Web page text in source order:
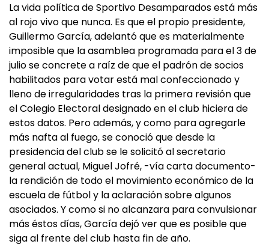
La vida política de Sportivo Desamparados está más
al rojo vivo que nunca. Es que el propio presidente,
Guillermo García, adelantó que es materialmente
imposible que la asamblea programada para el 3 de
julio se concrete a raíz de que el padrón de socios
habilitados para votar está mal confeccionado y
lleno de irregularidades tras la primera revisión que
el Colegio Electoral designado en el club hiciera de
estos datos. Pero además, y como para agregarle
más nafta al fuego, se conoció que desde la
presidencia del club se le solicitó al secretario
general actual, Miguel Jofré, -vía carta documento-
la rendición de todo el movimiento económico de la
escuela de fútbol y la aclaración sobre algunos
asociados. Y como si no alcanzara para convulsionar
más éstos días, García dejó ver que es posible que
siga al frente del club hasta fin de año.